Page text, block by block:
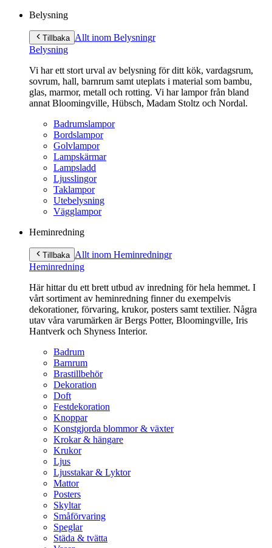
Belysning
Tillbaka Allt inom Belysningr
Belysning
Vi har ett stort urval av belysning för ditt kök, vardagsrum,
sovrum, hall, barnrum samt uteplats i material som bambu,
glas, marmor, metall och rotting. Vi har lampor från bland
annat Bloomingville, Hübsch, Madam Stoltz och Nordal.
Badrumslampor
Bordslampor
Golvlampor
Lampskärmar
Lampsladd
Ljusslingor
Taklampor
Utebelysning
Vägglampor
Heminredning
Tillbaka Allt inom Heminredningr
Heminredning
Här hittar du ett brett utbud av inredning för hela hemmet. I
vårt sortiment av heminredning finner du exempelvis
dekorationer, förvaring, krukor, posters samt textilier. Några
utav våra varumärken är Bergs Potter, Bloomingville, Iris
Hantverk och Shyness Interior.
Badrum
Barnrum
Brastillbehör
Dekoration
Doft
Festdekoration
Knoppar
Konstgjorda blommor & växter
Krokar & hängare
Krukor
Ljus
Ljusstakar & Lyktor
Mattor
Posters
Skyltar
Småförvaring
Speglar
Städa & tvätta